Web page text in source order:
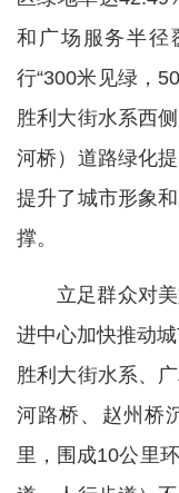
和广场服务半径
行“300米见绿，
胜利大街水系西
河桥）道路绿化
提升了城市形象
撑。
立足群众对
进中心加快推动
胜利大街水系、
河路桥、赵州桥
里，围成10公里